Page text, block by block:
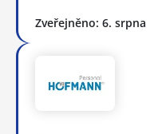
Zveřejněno: 6. srpna